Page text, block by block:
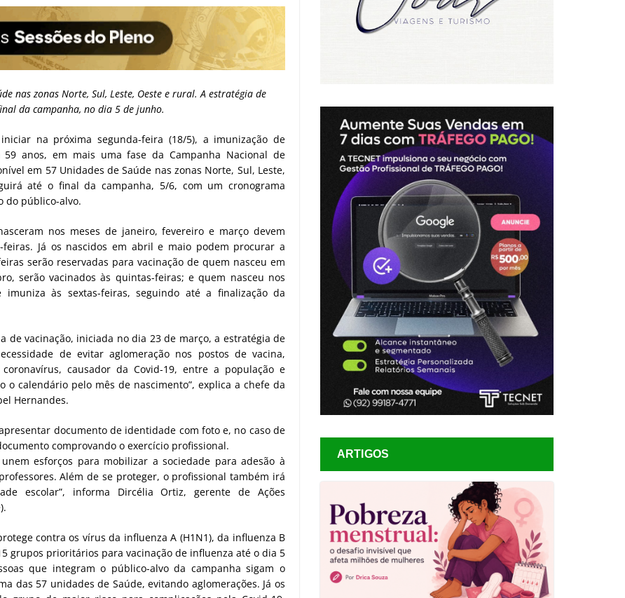
nas zonas Norte, Sul, Leste, Oeste e rural. A estratégia de
da campanha, no dia 5 de junho.
na próxima segunda-feira (18/5), a imunização de
anos, em mais uma fase da Campanha Nacional de
em 57 Unidades de Saúde nas zonas Norte, Sul, Leste,
até o final da campanha, 5/6, com um cronograma
do público-alvo.
nos meses de janeiro, fevereiro e março devem
Já os nascidos em abril e maio podem procurar a
serão reservadas para vacinação de quem nasceu em
serão vacinados às quintas-feiras; e quem nasceu nos
às sextas-feiras, seguindo até a finalização da
de vacinação, iniciada no dia 23 de março, a estratégia de
de evitar aglomeração nos postos de vacina,
causador da Covid-19, entre a população e
calendário pelo mês de nascimento”, explica a chefe da
Hernandes.
documento de identidade com foto e, no caso de
comprovando o exercício profissional.
esforços para mobilizar a sociedade para adesão à
Além de se proteger, o profissional também irá
escolar”, informa Dircélia Ortiz, gerente de Ações
contra os vírus da influenza A (H1N1), da influenza B
grupos prioritários para vacinação de influenza até o dia 5
que integram o público-alvo da campanha sigam o
das 57 unidades de Saúde, evitando aglomerações. Já os
ARTIGOS